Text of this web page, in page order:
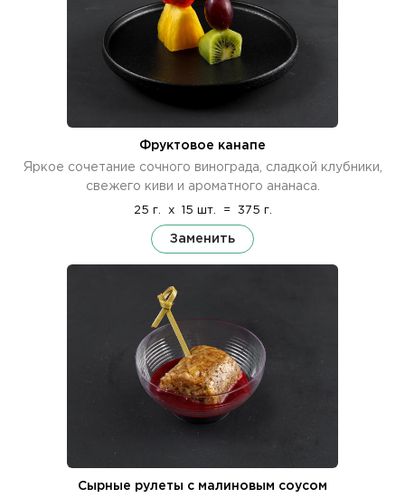
Фруктовое канапе
Яркое сочетание сочного винограда, сладкой клубники,
свежего киви и ароматного ананаса.
25 г. x 15 шт. = 375 г.
Заменить
Сырные рулеты с малиновым соусом